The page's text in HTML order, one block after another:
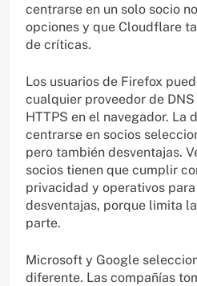
centrarse en un solo socio
opciones y que Cloudflare
de críticas.
Los usuarios de Firefox
cualquier proveedor de
HTTPS en el navegador. La
centrarse en socios
pero también desventajas.
socios tienen que cumplir
privacidad y operativos
desventajas, porque limita
parte.
Microsoft y Google
diferente. Las compañías